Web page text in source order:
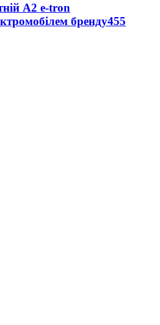
A2 e-tron
бренду455